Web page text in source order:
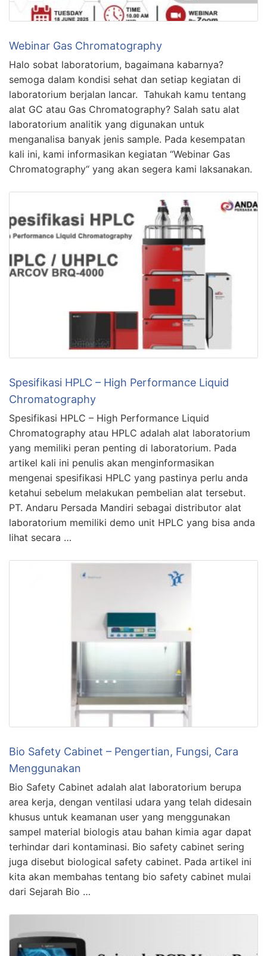
Webinar Gas Chromatography
Halo sobat laboratorium, bagaimana kabarnya?
semoga dalam kondisi sehat dan setiap kegiatan di
laboratorium berjalan lancar. Tahukah kamu tentang
alat GC atau Gas Chromatography? Salah satu alat
laboratorium analitik yang digunakan untuk
menganalisa banyak jenis sample. Pada kesempatan
kali ini, kami informasikan kegiatan “Webinar Gas
Chromatography“ yang akan segera kami laksanakan.
Spesifikasi HPLC – High Performance Liquid
Chromatography
Spesifikasi HPLC – High Performance Liquid
Chromatography atau HPLC adalah alat laboratorium
yang memiliki peran penting di laboratorium. Pada
artikel kali ini penulis akan menginformasikan
mengenai spesifikasi HPLC yang pastinya perlu anda
ketahui sebelum melakukan pembelian alat tersebut.
PT. Andaru Persada Mandiri sebagai distributor alat
laboratorium memiliki demo unit HPLC yang bisa anda
lihat secara …
Bio Safety Cabinet – Pengertian, Fungsi, Cara
Menggunakan
Bio Safety Cabinet adalah alat laboratorium berupa
area kerja, dengan ventilasi udara yang telah didesain
khusus untuk keamanan user yang menggunakan
sampel material biologis atau bahan kimia agar dapat
terhindar dari kontaminasi. Bio safety cabinet sering
juga disebut biological safety cabinet. Pada artikel ini
kita akan membahas tentang bio safety cabinet mulai
dari Sejarah Bio …